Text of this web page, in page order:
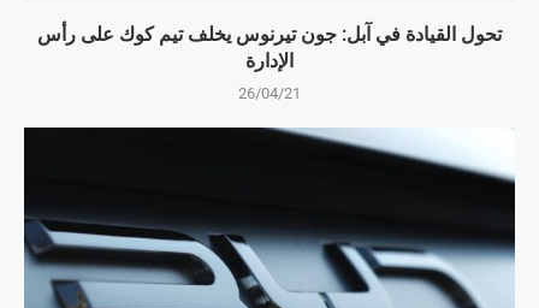
تحول القيادة في آبل: جون تيرنوس يخلف تيم كوك على رأس
الإدارة
26/04/21